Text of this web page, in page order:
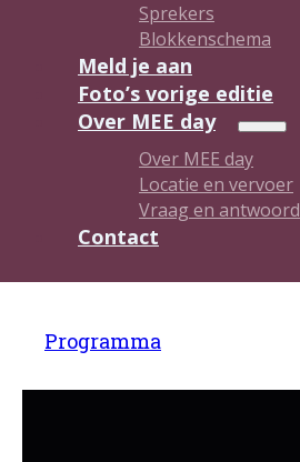
Sprekers
Blokkenschema
Meld je aan
Foto’s vorige editie
Over MEE day
Over MEE day
Locatie en vervoer
Vraag en antwoord
Contact
Programma